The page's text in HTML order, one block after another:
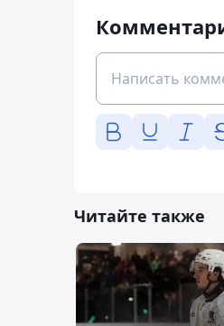
Читайте также